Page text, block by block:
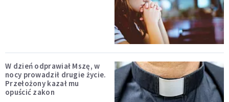
W dzień odprawiał Mszę, w
nocy prowadził drugie życie.
Przełożony kazał mu
opuścić zakon